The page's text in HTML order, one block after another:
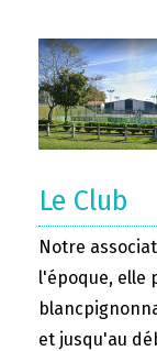
Le Club
Notre
l'époque, elle
et jusqu'au